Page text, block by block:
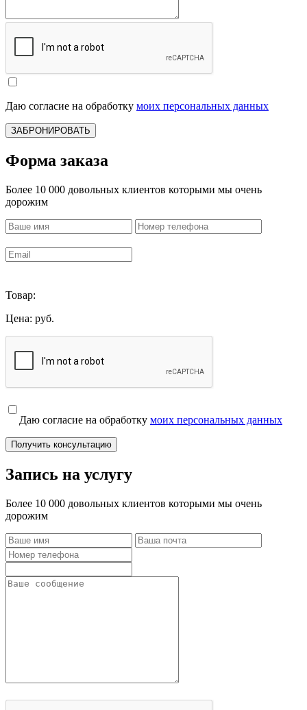
Даю согласие на обработку моих персональных данных
ЗАБРОНИРОВАТЬ
Форма заказа
Более 10 000 довольных клиентов которыми мы очень
дорожим
Товар:
Цена: руб.
Даю согласие на обработку моих персональных данных
Получить консультацию
Запись на услугу
Более 10 000 довольных клиентов которыми мы очень
дорожим